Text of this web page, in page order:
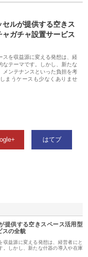
ルが提供する空きス
ガチャ設置サービス
スを収益源に変える発想は、経
なテーマです。しかし、新たな
メンテナンスといった負担を考
まうケースも少なくありませ
はてブ
提供する空きスペース活用型
スの全貌
収益源に変える発想は、経営者にと
。しかし、新たな什器の導入や在庫